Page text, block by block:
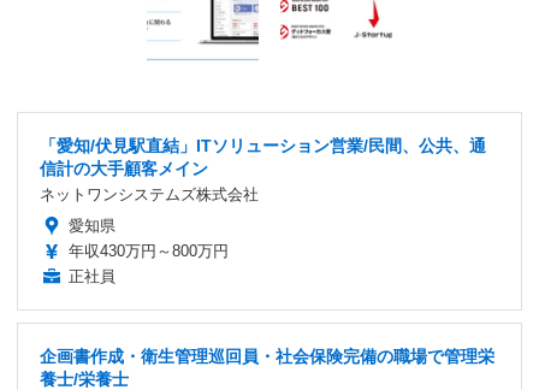
「愛知/伏見駅直結」ITソリューション営業/民間、公共、通
信計の大手顧客メイン
ネットワンシステムズ株式会社
愛知県
年収430万円～800万円
正社員
企画書作成・衛生管理巡回員・社会保険完備の職場で管理栄
養士/栄養士